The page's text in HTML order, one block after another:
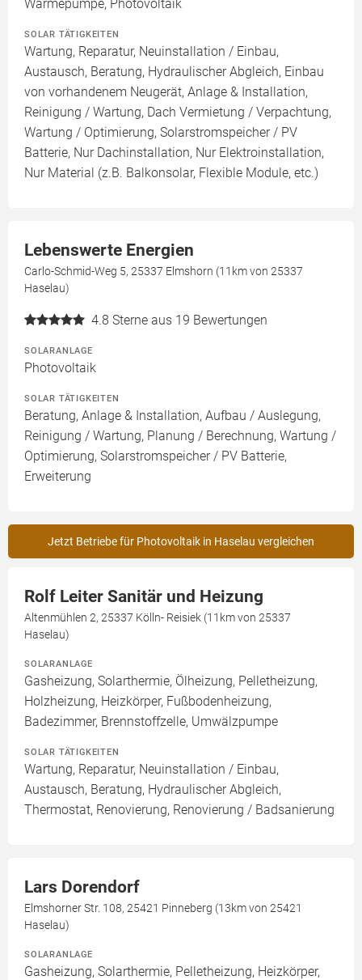
Wärmepumpe, Photovoltaik
SOLAR TÄTIGKEITEN
Wartung, Reparatur, Neuinstallation / Einbau,
Austausch, Beratung, Hydraulischer Abgleich, Einbau
von vorhandenem Neugerät, Anlage & Installation,
Reinigung / Wartung, Dach Vermietung / Verpachtung,
Wartung / Optimierung, Solarstromspeicher / PV
Batterie, Nur Dachinstallation, Nur Elektroinstallation,
Nur Material (z.B. Balkonsolar, Flexible Module, etc.)
Lebenswerte Energien
Carlo-Schmid-Weg 5, 25337 Elmshorn (11km von 25337
Haselau)
4.8 Sterne aus 19 Bewertungen
SOLARANLAGE
Photovoltaik
SOLAR TÄTIGKEITEN
Beratung, Anlage & Installation, Aufbau / Auslegung,
Reinigung / Wartung, Planung / Berechnung, Wartung /
Optimierung, Solarstromspeicher / PV Batterie,
Erweiterung
Jetzt Betriebe für Photovoltaik in Haselau vergleichen
Rolf Leiter Sanitär und Heizung
Altenmühlen 2, 25337 Kölln- Reisiek (11km von 25337
Haselau)
SOLARANLAGE
Gasheizung, Solarthermie, Ölheizung, Pelletheizung,
Holzheizung, Heizkörper, Fußbodenheizung,
Badezimmer, Brennstoffzelle, Umwälzpumpe
SOLAR TÄTIGKEITEN
Wartung, Reparatur, Neuinstallation / Einbau,
Austausch, Beratung, Hydraulischer Abgleich,
Thermostat, Renovierung, Renovierung / Badsanierung
Lars Dorendorf
Elmshorner Str. 108, 25421 Pinneberg (13km von 25421
Haselau)
SOLARANLAGE
Gasheizung, Solarthermie, Pelletheizung, Heizkörper,